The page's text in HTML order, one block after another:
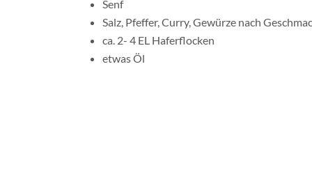
Rezept für die Focaccia: Eine Symbiose aus
Lindholm.